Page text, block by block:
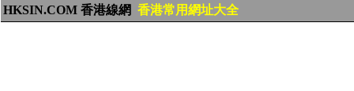
HKSIN.COM 香港線網 香港常用網址大全